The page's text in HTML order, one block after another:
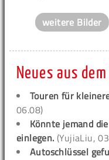
weitere Bilder
Neues aus
Touren für
06.08)
Könnte jemand
einlegen. (YujiaLiu,
Autoschlüssel